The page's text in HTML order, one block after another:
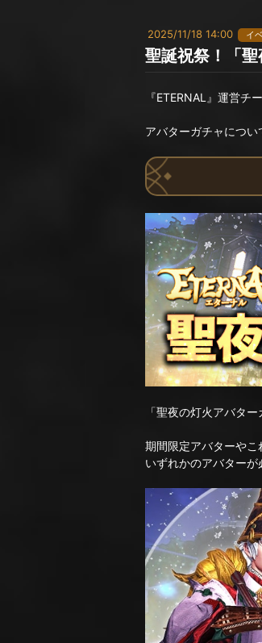
2025/11/18 14:00 イ
聖誕祝祭！「聖
『ETERNAL』運営チ
アバターガチャについ
「聖夜の灯火アバタ
期間限定アバターや
いずれかのアバターが